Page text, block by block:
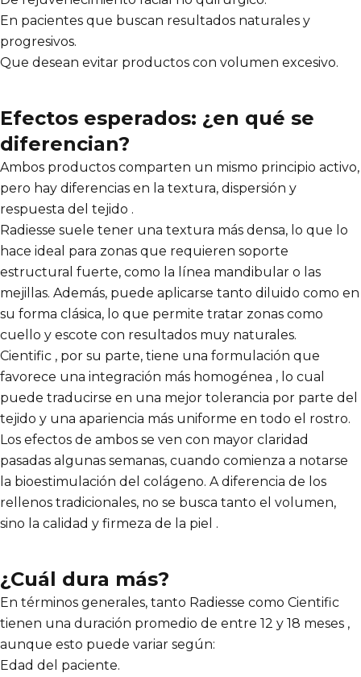
En pacientes que buscan resultados naturales y
progresivos.
Que desean evitar productos con volumen excesivo.
Efectos esperados: ¿en qué se
diferencian?
Ambos productos comparten un mismo principio activo,
pero hay diferencias en la textura, dispersión y
respuesta del tejido .
Radiesse suele tener una textura más densa, lo que lo
hace ideal para zonas que requieren soporte
estructural fuerte, como la línea mandibular o las
mejillas. Además, puede aplicarse tanto diluido como en
su forma clásica, lo que permite tratar zonas como
cuello y escote con resultados muy naturales.
Cientific , por su parte, tiene una formulación que
favorece una integración más homogénea , lo cual
puede traducirse en una mejor tolerancia por parte del
tejido y una apariencia más uniforme en todo el rostro.
Los efectos de ambos se ven con mayor claridad
pasadas algunas semanas, cuando comienza a notarse
la bioestimulación del colágeno. A diferencia de los
rellenos tradicionales, no se busca tanto el volumen,
sino la calidad y firmeza de la piel .
¿Cuál dura más?
En términos generales, tanto Radiesse como Cientific
tienen una duración promedio de entre 12 y 18 meses ,
aunque esto puede variar según:
Edad del paciente.